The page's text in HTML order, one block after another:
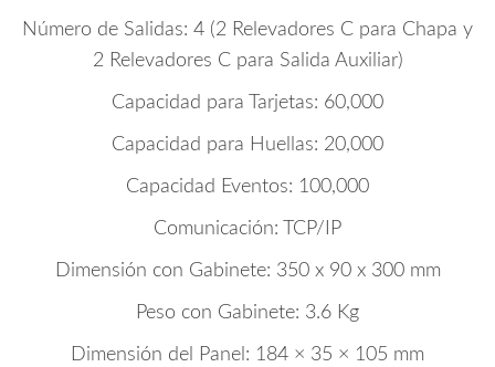
Número de Salidas: 4 (2 Relevadores C para Chapa y
2 Relevadores C para Salida Auxiliar)
Capacidad para Tarjetas: 60,000
Capacidad para Huellas: 20,000
Capacidad Eventos: 100,000
Comunicación: TCP/IP
Dimensión con Gabinete: 350 x 90 x 300 mm
Peso con Gabinete: 3.6 Kg
Dimensión del Panel: 184 × 35 × 105 mm